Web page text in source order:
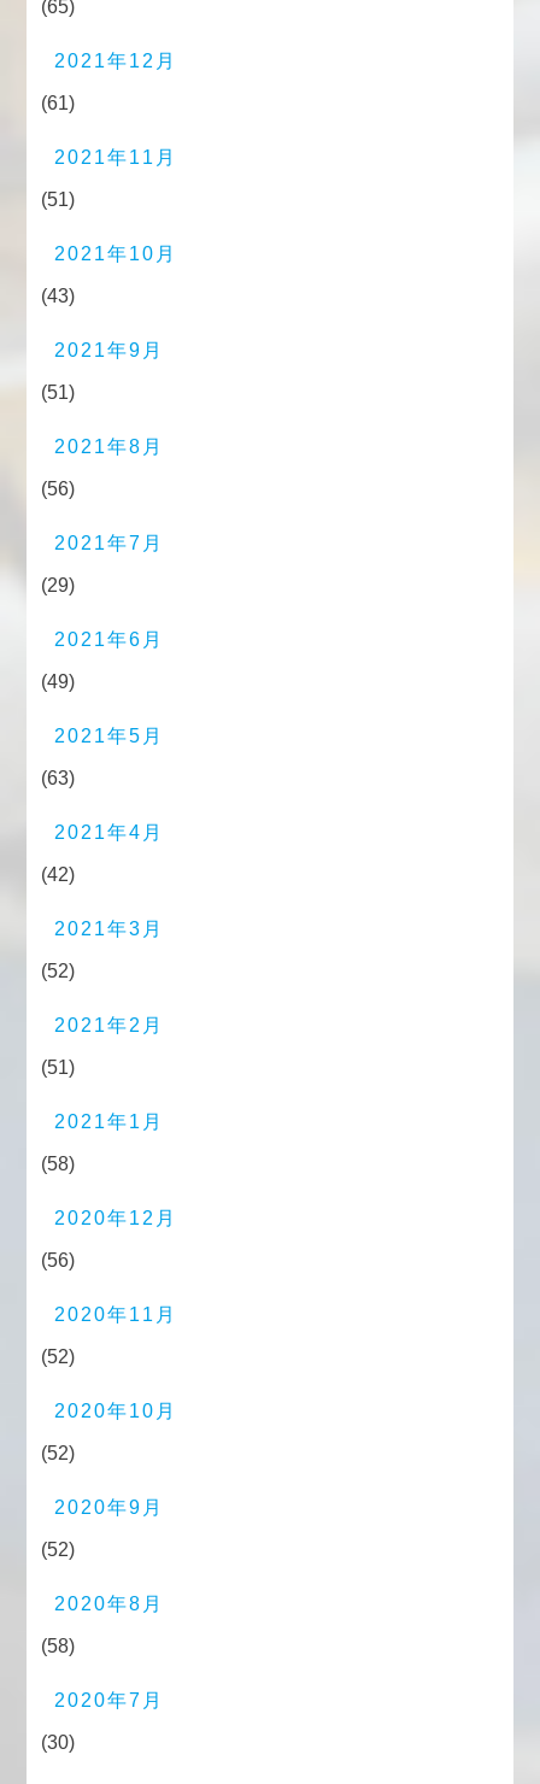
(65)
2021年12月
(61)
2021年11月
(51)
2021年10月
(43)
2021年9月
(51)
2021年8月
(56)
2021年7月
(29)
2021年6月
(49)
2021年5月
(63)
2021年4月
(42)
2021年3月
(52)
2021年2月
(51)
2021年1月
(58)
2020年12月
(56)
2020年11月
(52)
2020年10月
(52)
2020年9月
(52)
2020年8月
(58)
2020年7月
(30)